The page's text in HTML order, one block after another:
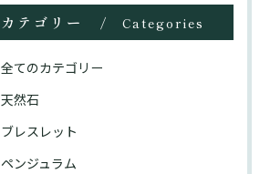
カテゴリー Categories
全てのカテゴリー
天然石
ブレスレット
ペンジュラム